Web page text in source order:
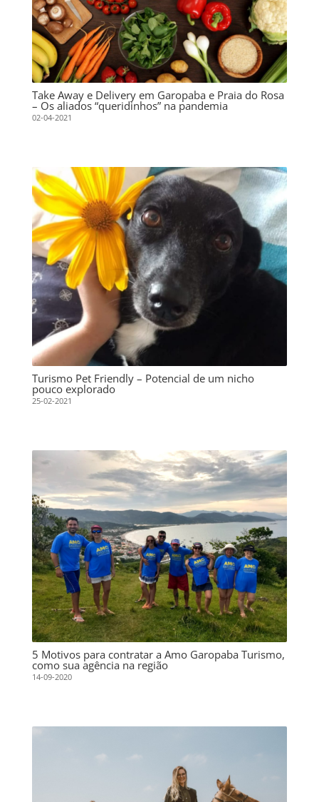
Take Away e Delivery em Garopaba e Praia do Rosa
– Os aliados “queridinhos” na pandemia
02-04-2021
Turismo Pet Friendly – Potencial de um nicho
pouco explorado
25-02-2021
5 Motivos para contratar a Amo Garopaba Turismo,
como sua agência na região
14-09-2020